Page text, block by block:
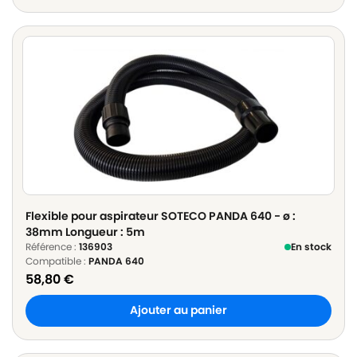
Flexible pour aspirateur SOTECO PANDA 640 - ø :
38mm Longueur : 5m
Référence : 136903
En stock
Compatible : PANDA 640
58,80€
Ajouter au panier